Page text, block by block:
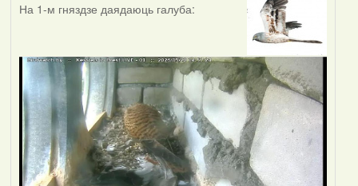
На 1-м гняздзе даядаюць галуба: